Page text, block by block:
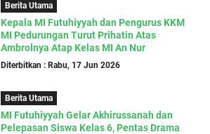
Berita Utama
Kepala MI Futuhiyyah dan Pengurus KKM
MI Pedurungan Turut Prihatin Atas
Ambrolnya Atap Kelas MI An Nur
Diterbitkan : Rabu, 17 Jun 2026
Berita Utama
MI Futuhiyyah Gelar Akhirussanah dan
Pelepasan Siswa Kelas 6, Pentas Drama